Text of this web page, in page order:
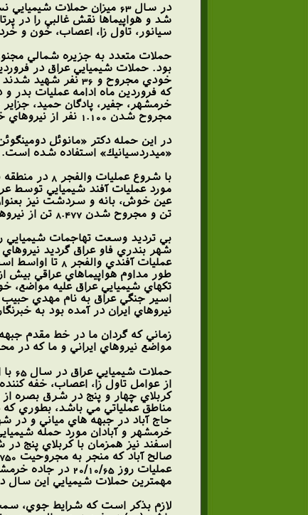
شد و هواپيماها نقش غالبي را در
سيانور، تاول زا، اعصاب، خون و خردل استفاده شد.
خودي مجروح و 36
مجروح شدن 1.100 نفر از نيروهاي خودي گرديد شديدترين حمله در اين ماه بوده است. .(9)
«ميدردسيانيك» استفاده شده است.
مورد عمليات آفند شيميايي توسط
تن و مجروح شدن 8.477 تن از نيروهاي خودي شد.(12) در اين عمليات هواپيماهاي عراقي از بمبهاي حاوي گاز خردل، سيانور، اعصاب و خون استفاده كردند. (13)
شهر بندري فاو عراق گرديد نيروهاي
تكهاي شيميايي عراق عليه مواضع،
نيروهاي ايران در آمده بود به
زماني كه گردان ما در خط مقدم
مواضع نيروهاي ايراني و ما كه در
از عوامل تاول زا، اعصاب، خفه
كربلاي چهار و پنج در شرق بصره
حاج آباد در جبهه هاي مياني و در
مهمترين حملات شيميايي اين سال دانست.(15) در اين حملات عمدتا ًاز گاز اعصاب و تاول زا
لازم بذكر است كه شرايط جوي،